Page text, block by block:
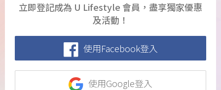
立即登記成為 U Lifestyle 會員，盡享獨家優惠
及活動！
使用Facebook登入
使用Google登入